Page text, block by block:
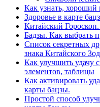
Как узнать, хороший
Здоровье в карте
Китайский
Бадзы. Как выбрать
Список секретных
знака Китайского
Как улучшить удачу
элементов, таблицы
Как активировать
карты бацзы.
Простой способ